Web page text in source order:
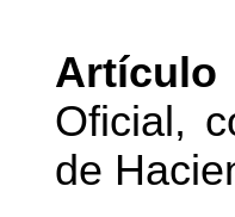
Artículo
Oficial,
de